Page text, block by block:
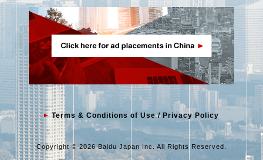
Terms & Conditions of Use / Privacy Policy
Copyright © 2026 Baidu Japan Inc. All Rights Reserved.